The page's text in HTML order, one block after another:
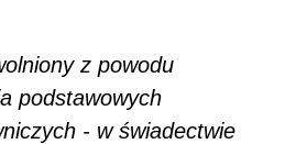
z powodu
podstawowych
- w świadectwie